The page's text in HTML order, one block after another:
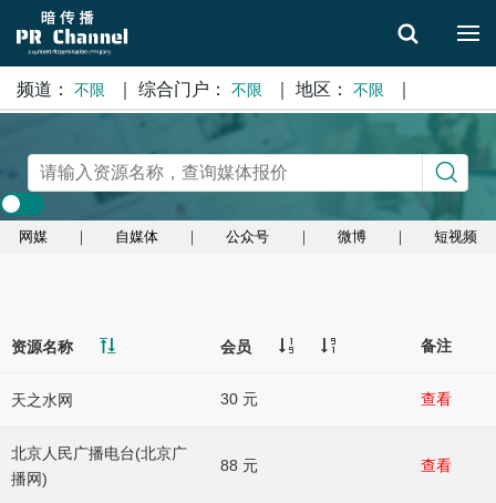
搜索
频道： 不限 综合门户： 不限 地区： 不限
网媒 ｜ 自媒体 ｜ 公众号 ｜ 微博 ｜ 短视频
资源名称 会员 备注
天之水网 30 元 查看
北京人民广播电台(北京广
播网)
88 元 查看